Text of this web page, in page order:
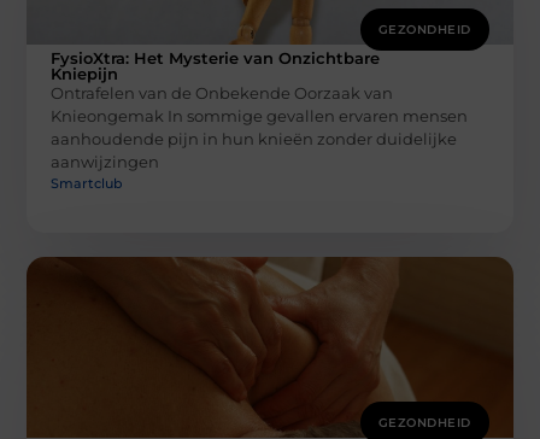
GEZONDHEID
FysioXtra: Het Mysterie van Onzichtbare
Kniepijn
Ontrafelen van de Onbekende Oorzaak van
Knieongemak In sommige gevallen ervaren mensen
aanhoudende pijn in hun knieën zonder duidelijke
aanwijzingen
Smartclub
GEZONDHEID